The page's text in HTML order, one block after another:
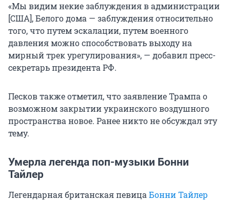
«Мы видим некие заблуждения в администрации
[США], Белого дома — заблуждения относительно
того, что путем эскалации, путем военного
давления можно способствовать выходу на
мирный трек урегулирования», — добавил пресс-
секретарь президента РФ.
Песков также отметил, что заявление Трампа о
возможном закрытии украинского воздушного
пространства новое. Ранее никто не обсуждал эту
тему.
Умерла легенда поп-музыки Бонни
Тайлер
Легендарная британская певицаБонни Тайлер